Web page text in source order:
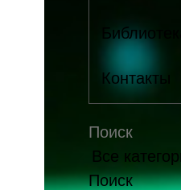
Библиотека
Контакты
Поиск